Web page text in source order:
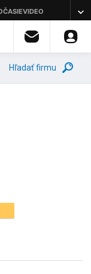
Hľadať firmu